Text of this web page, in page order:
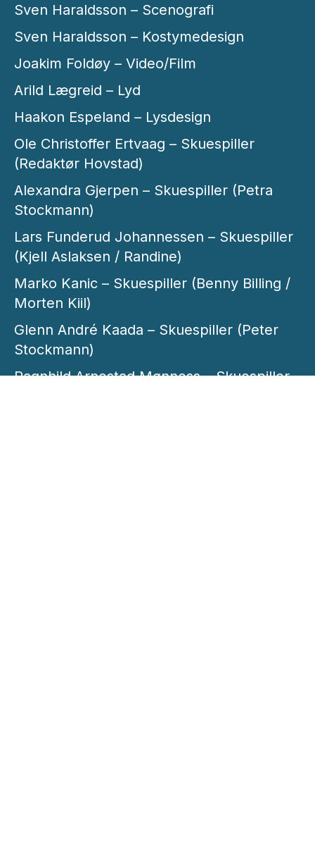
Sven Haraldsson – Scenografi
Sven Haraldsson – Kostymedesign
Joakim Foldøy – Video/Film
Arild Lægreid – Lyd
Haakon Espeland – Lysdesign
Ole Christoffer Ertvaag – Skuespiller
(Redaktør Hovstad)
Alexandra Gjerpen – Skuespiller (Petra
Stockmann)
Lars Funderud Johannessen – Skuespiller
(Kjell Aslaksen / Randine)
Marko Kanic – Skuespiller (Benny Billing /
Morten Kiil)
Glenn André Kaada – Skuespiller (Peter
Stockmann)
Ragnhild Arnestad Mønness – Skuespiller